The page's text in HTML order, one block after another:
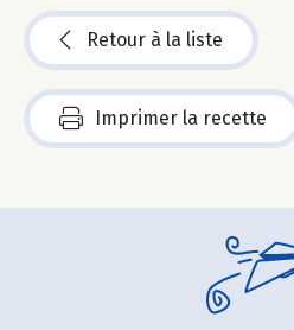
Retour à la liste
Imprimer la recette